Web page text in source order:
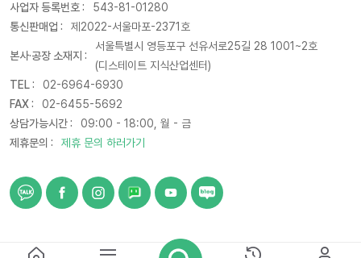
사업자 등록번호 :
543-81-01280
통신판매업 :
제2022-서울마포-2371호
본사·공장 소재지 :
서울특별시 영등포구 선유서로25길 28 1001~2호
(디스테이트 지식산업센터)
TEL :
02-6964-6930
FAX :
02-6455-5692
상담가능시간 :
09:00 - 18:00, 월 - 금
제휴문의 :
제휴 문의 하러가기